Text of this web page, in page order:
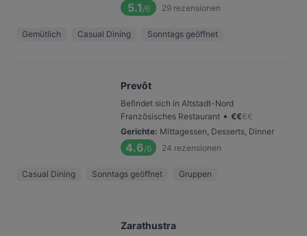
5.1 /6 29 rezensionen
Gemütlich Casual Dining Sonntags geöffnet
Prevôt
Befindet sich in Altstadt-Nord
Französisches Restaurant • €€€€
Gerichte: Mittagessen, Desserts, Dinner
4.6/6 24 rezensionen
Casual Dining Sonntags geöffnet Gruppen
Zarathustra